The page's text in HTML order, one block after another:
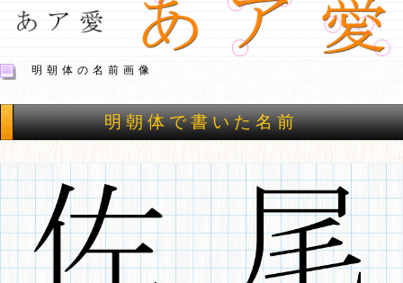
明朝体の名前画像
明朝体で書いた名前